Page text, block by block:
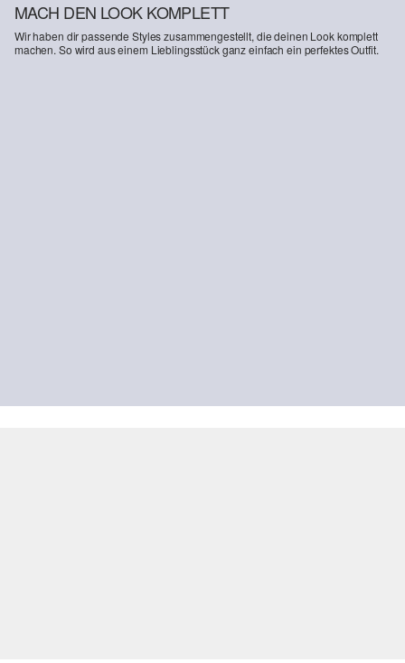
MACH DEN LOOK KOMPLETT
Wir haben dir passende Styles zusammengestellt, die deinen Look komplett
machen. So wird aus einem Lieblingsstück ganz einfach ein perfektes Outfit.